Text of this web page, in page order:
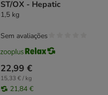
ST/OX - Hepatic
1,5 kg
22,99 €
15,33 € / kg
21,84 €
Sem avaliações